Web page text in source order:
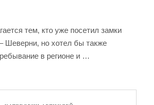
тем, кто уже посетил замки
Шеверни, но хотел бы также
в регионе и …